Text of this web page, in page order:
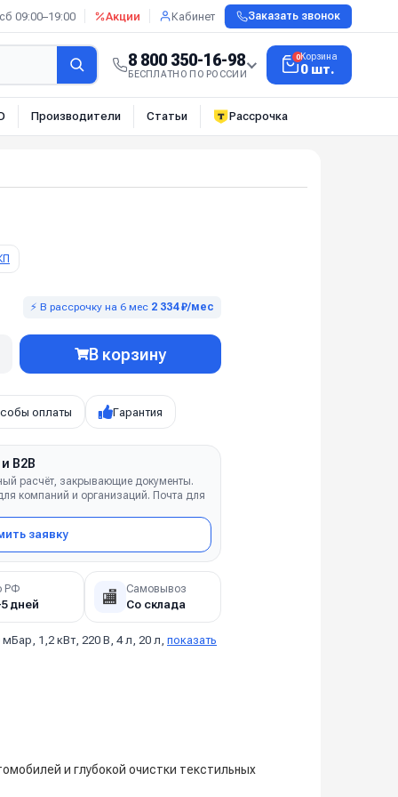
09:00–19:00 Акции Кабинет Заказать звонок
8 800 350-16-98
БЕСПЛАТНО ПО РОССИИ
0Корзина
0 шт.
Производители Статьи Рассрочка
⚡ В рассрочку на 6 мес 2 334 ₽/мес
В корзину
оплаты Гарантия
B2B
расчёт, закрывающие документы.
компаний и организаций. Почта для
заявку
РФ
дней 🏬 Самовывоз
Со склада
мБар, 1,2 кВт, 220 В, 4 л, 20 л, показать
и глубокой очистки текстильных